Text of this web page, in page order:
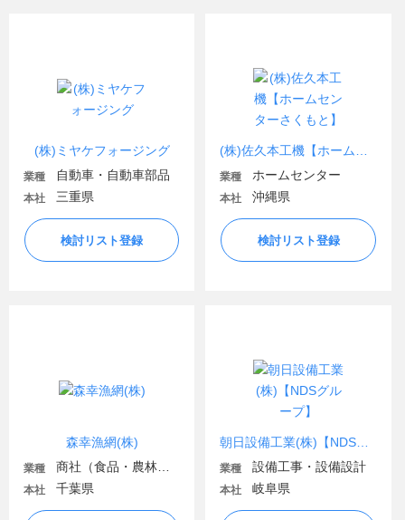
(株)ミヤケフォージング
業種 自動車・自動車部品
本社 三重県
検討リスト登録
業種 ホームセンター
本社 沖縄県
検討リスト登録
森幸漁網(株)
業種
本社 千葉県
業種 設備工事・設備設計
本社 岐阜県